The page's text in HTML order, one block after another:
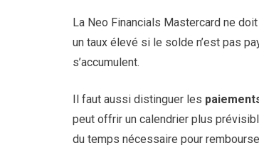
La Neo Financials Mastercard ne
un taux élevé si le solde n’est pas
s’accumulent.
Il faut aussi distinguer les
peut offrir un calendrier plus
du temps nécessaire pour